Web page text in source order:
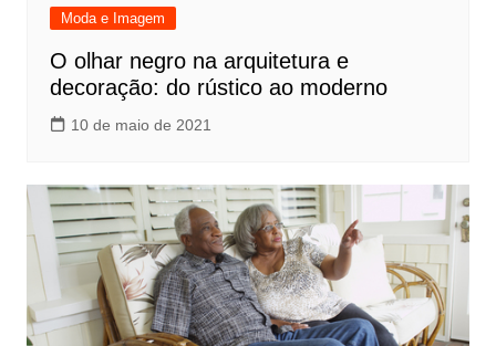
Moda e Imagem
O olhar negro na arquitetura e
decoração: do rústico ao moderno
10 de maio de 2021